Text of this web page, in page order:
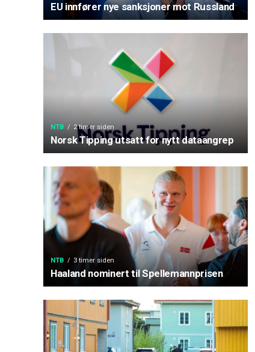
EU innfører nye sanksjoner mot Russland
NTB 2 timer siden
Norsk Tipping utsatt for nytt dataangrep
NTB 3 timer siden
Haaland nominert til Spellemannprisen